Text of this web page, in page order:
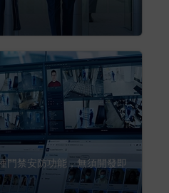
門禁安防功能，無須開發即